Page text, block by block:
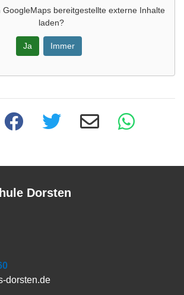
GoogleMapsbereitgestellte externe Inhalte
laden?
Ja Immer
Dorsten
dorsten.de